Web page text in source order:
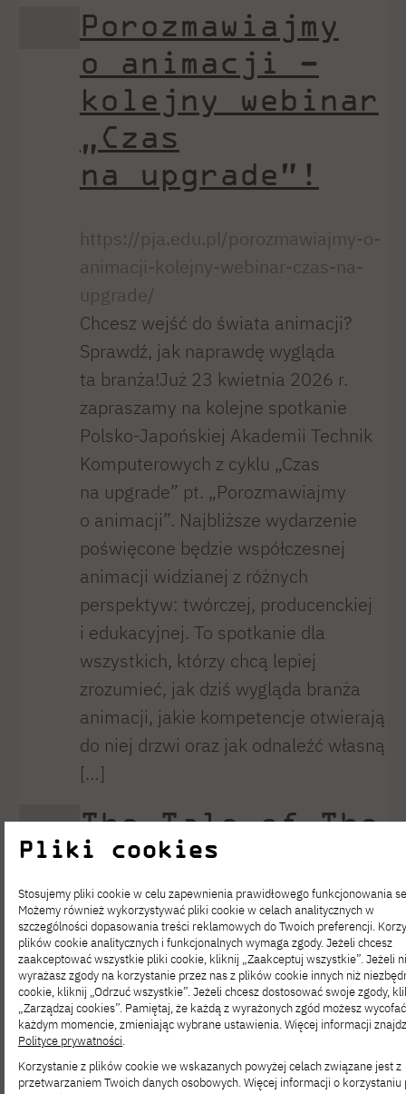
Porozmawiajmy
o animacji –
kolejny webinar
„Czas
na upgrade”!
https://pja.edu.pl/porozmawiajmy-o-
animacji-kolejny-webinar-czas-na-
upgrade/
Chcesz wejść do świata animacji?
Sprawdź, jak naprawdę wygląda
ta branża!Już 23 kwietnia 2026 r.
zapraszamy na kolejne spotkanie
Polsko-Japońskiej Akademii Technik
Komputerowych z cyklu „Czas
na upgrade” pt. „Porozmawiajmy
o animacji”. Najbliższe wydarzenie
poświęcone będzie współczesnej
animacji widzianej z różnych
perspektyw: twórczej, producenckiej
i edukacyjnej. To spotkanie dla
wszystkich, którzy chcą lepiej
zrozumieć, jak dziś wygląda branża
animacji, jakie kompetencje otwierają
do niej drzwi oraz jak odnaleźć własną
[…]
The Tale of The
Heike – cykl
gościnnych
wykładów
dr Muto Mieko
w PJATK
https://pja.edu.pl/the-tale-of-the-
Pliki cookies
Stosujemy pliki cookie w celu zapewnienia prawidłowego funkcjonowania
Możemy również wykorzystywać pliki cookie w celach analitycznych w
szczególności dopasowania treści reklamowych do Twoich preferencji.
plików cookie analitycznych i funkcjonalnych wymaga zgody. Jeżeli chcesz
zaakceptować wszystkie pliki cookie, kliknij „Zaakceptuj wszystkie”. Jeżeli
wyrażasz zgody na korzystanie przez nas z plików cookie innych niż
cookie, kliknij „Odrzuć wszystkie”. Jeżeli chcesz dostosować swoje zgody,
„Zarządzaj cookies”. Pamiętaj, że każdą z wyrażonych zgód możesz
każdym momencie, zmieniając wybrane ustawienia. Więcej informacji
Polityce prywatności.
Korzystanie z plików cookie we wskazanych powyżej celach związane jest z
przetwarzaniem Twoich danych osobowych. Więcej informacji o korzystaniu